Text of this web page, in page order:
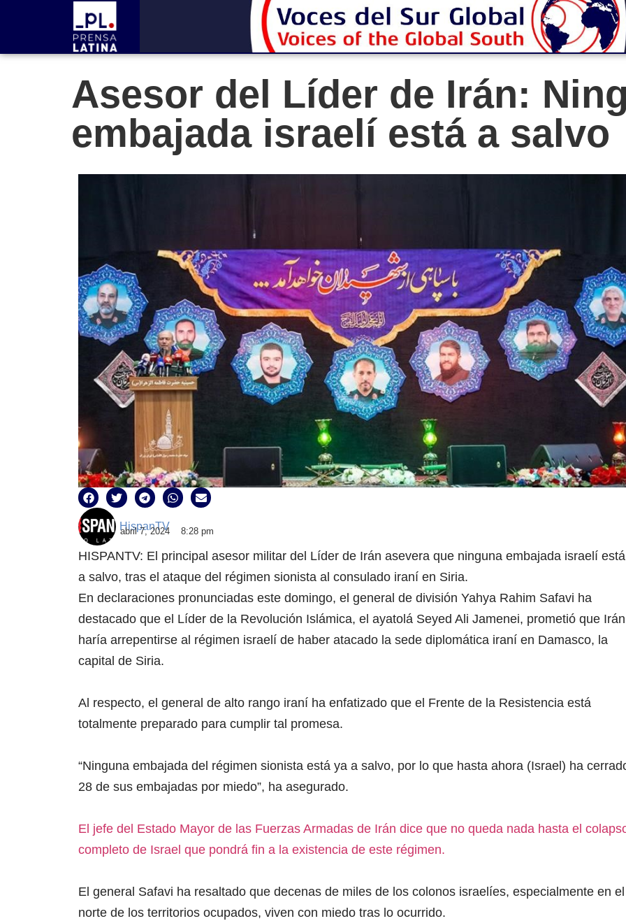
Asesor del Líder de Irán:
embajada israelí está a salvo
HispanTV
abril 7, 2024 8:28 pm
HISPANTV: El principal asesor militar del Líder de Irán asevera que ninguna embajada israelí está
a salvo, tras el ataque del régimen sionista al consulado iraní en Siria.
En declaraciones pronunciadas este domingo, el general de división Yahya Rahim Safavi ha
destacado que el Líder de la Revolución Islámica, el ayatolá Seyed Ali Jamenei, prometió que Irán
haría arrepentirse al régimen israelí de haber atacado la sede diplomática iraní en Damasco, la
capital de Siria.
Al respecto, el general de alto rango iraní ha enfatizado que el Frente de la Resistencia está
totalmente preparado para cumplir tal promesa.
“Ninguna embajada del régimen sionista está ya a salvo, por lo que hasta ahora (Israel) ha
28 de sus embajadas por miedo”, ha asegurado.
El jefe del Estado Mayor de las Fuerzas Armadas de Irán dice que no queda nada hasta el
completo de Israel que pondrá fin a la existencia de este régimen.
El general Safavi ha resaltado que decenas de miles de los colonos israelíes, especialmente en el
norte de los territorios ocupados, viven con miedo tras lo ocurrido.